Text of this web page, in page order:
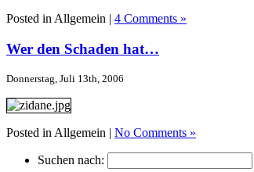
Posted in Allgemein | 4 Comments »
Wer den Schaden hat…
Donnerstag, Juli 13th, 2006
Posted in Allgemein | No Comments »
Suchen nach: